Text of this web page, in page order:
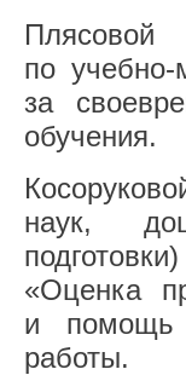
Плясовой
по
за
обучения.
наук,
«Оценка
и помощь
работы.